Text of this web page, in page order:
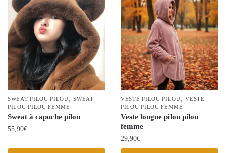
variations.
Les
options
peuvent
être
choisies
sur
la
page
du
produit
variations.
Les
options
peuvent
être
choisies
sur
la
page
produit
SWEAT PILOU PILOU,SWEAT
PILOU PILOU FEMME
Sweat à capuche pilou
55,90€
VESTE PILOU PILOU,VESTE
PILOU PILOU FEMME
Veste longue pilou pilou
femme
29,90€